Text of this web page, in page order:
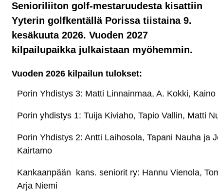
Senioriliiton golf-mestaruudesta kisattiin
Yyterin golfkentällä Porissa tiistaina 9.
kesäkuuta 2026. Vuoden 2027
kilpailupaikka julkaistaan myöhemmin.
Vuoden 2026 kilpailun tulokset:
Porin Yhdistys 3: Matti Linnainmaa, A. Kokki,
Porin yhdistys 1: Tuija Kiviaho, Tapio Vallin, Matti
Porin Yhdistys 2: Antti Laihosola, Tapani Nauha ja
Kairtamo
Kankaanpään kans. seniorit ry: Hannu Vienola,
Arja Niemi